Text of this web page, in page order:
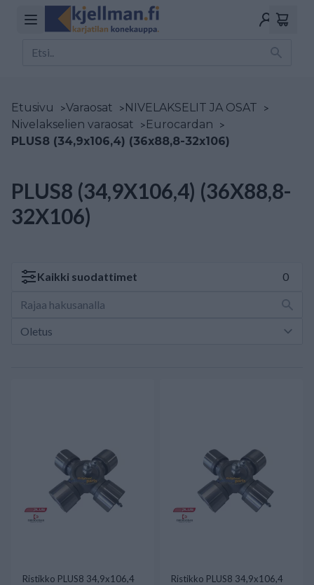
Etusivu >Varaosat >NIVELAKSELIT JA OSAT >
Nivelakselien varaosat >Eurocardan >
PLUS8 (34,9x106,4) (36x88,8-32x106)
PLUS8 (34,9X106,4) (36X88,8-
32X106)
Kaikki suodattimet 0
Ristikko PLUS8 34,9x106,4
Ristikko PLUS8 34,9x106,4